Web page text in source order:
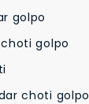
golpo
golpo
choti golpo